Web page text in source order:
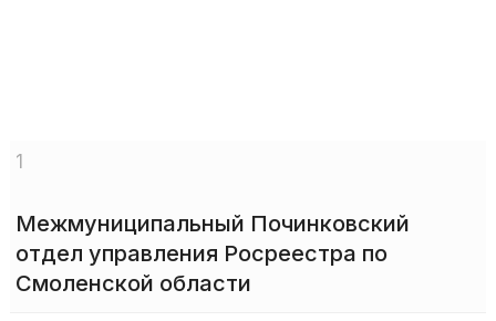
1
Межмуниципальный Починковский
отдел управления Росреестра по
Смоленской области